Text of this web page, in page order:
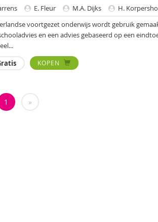
E. Fleur M.A. Dijks
H.
voortgezet onderwijs wordt gebruik
en een advies gebaseerd op een
KOPEN
1 »